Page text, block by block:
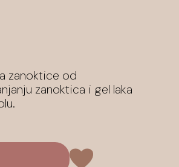
zanoktice od
zanoktica i gel laka